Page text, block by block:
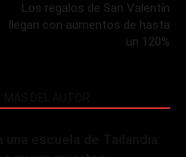
Los regalos de San Valentín
llegan con aumentos de hasta
un 120%